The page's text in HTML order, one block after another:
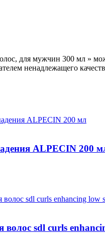
для мужчин 300 мл »
ненадлежащего
ALPECIN 200
sdl curls